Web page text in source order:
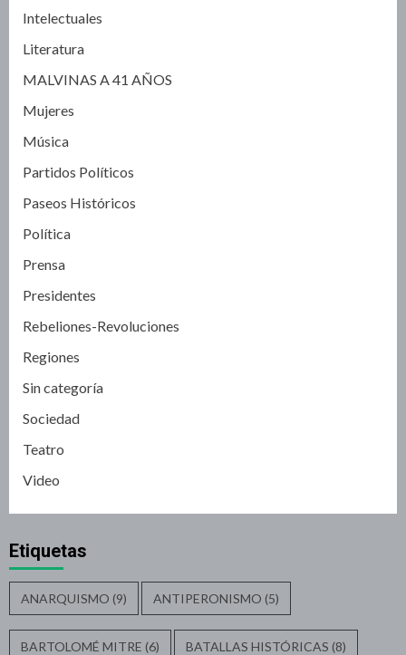
Intelectuales
Literatura
MALVINAS A 41 AÑOS
Mujeres
Música
Partidos Políticos
Paseos Históricos
Política
Prensa
Presidentes
Rebeliones-Revoluciones
Regiones
Sin categoría
Sociedad
Teatro
Video
Etiquetas
ANARQUISMO (9) ANTIPERONISMO (5)
BARTOLOMÉ MITRE (6) BATALLAS HISTÓRICAS (8)